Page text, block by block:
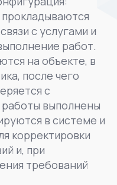
с услугами и
работ.
на объекте, в
после чего
с
выполнены
в системе и
корректировки
и, при
требований